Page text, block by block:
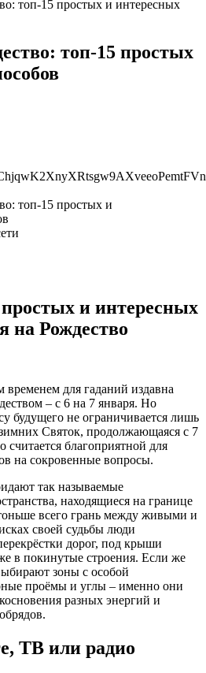
топ-15 простых и интересных
топ-15 простых
топ-15 простых и
и интересных
на Рождество
для гаданий издавна
– с 6 на 7 января. Но
будущего не ограничивается лишь
Святок, продолжающаяся с 7
считается благоприятной для
на сокровенные вопросы.
так называемые
находящиеся на границе
всего грань между живыми и
своей судьбы люди
дорог, под крыши
в покинутые строения. Если же
зоны с особой
проёмы и углы – именно они
разных энергий и
ТВ или радио